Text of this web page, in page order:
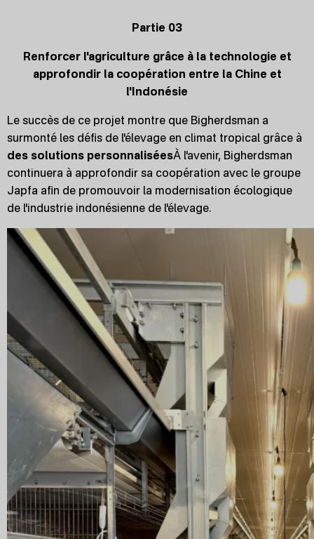
Partie 03
Renforcer l'agriculture grâce à la technologie et
approfondir la coopération entre la Chine et
l'Indonésie
Le succès de ce projet montre que Bigherdsman a
surmonté les défis de l'élevage en climat tropical grâce à
des solutions personnaliséesÀ l'avenir, Bigherdsman
continuera à approfondir sa coopération avec le groupe
Japfa afin de promouvoir la modernisation écologique
de l'industrie indonésienne de l'élevage.